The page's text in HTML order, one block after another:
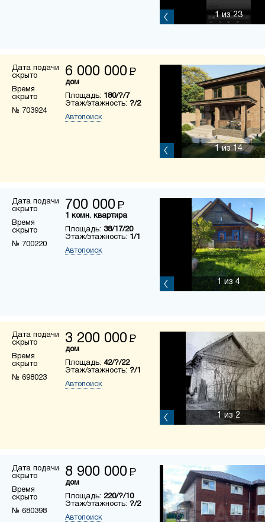
1из 23
Дата подачи
скрыто
Время
скрыто
№ 703924
6 000 000 Р
дом
Площадь: 180/?/7
Этаж/этажность: ?/2
Автопоиск
1из 14
Дата подачи
скрыто
Время
скрыто
№ 700220
700 000 Р
1 комн. квартира
Площадь: 38/17/20
Этаж/этажность: 1/1
Автопоиск
1 из 4
Дата подачи
скрыто
Время
скрыто
№ 698023
3 200 000 Р
дом
Площадь: 42/?/22
Этаж/этажность: ?/1
Автопоиск
1 из 2
Дата подачи
скрыто
Время
скрыто
№ 680398
8 900 000 Р
дом
Площадь: 220/?/10
Этаж/этажность: ?/2
Автопоиск